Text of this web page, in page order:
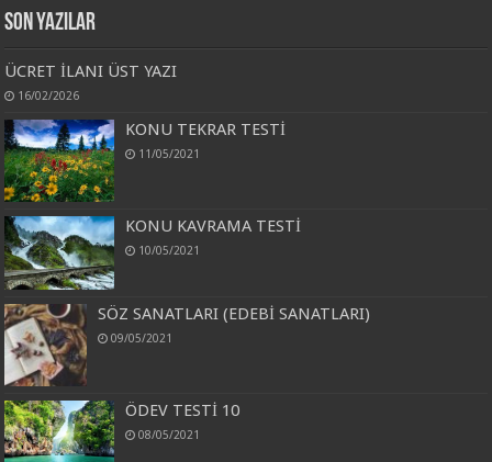
Son Yazılar
ÜCRET İLANI ÜST YAZI
16/02/2026
KONU TEKRAR TESTİ
11/05/2021
KONU KAVRAMA TESTİ
10/05/2021
SÖZ SANATLARI (EDEBİ SANATLARI)
09/05/2021
ÖDEV TESTİ 10
08/05/2021